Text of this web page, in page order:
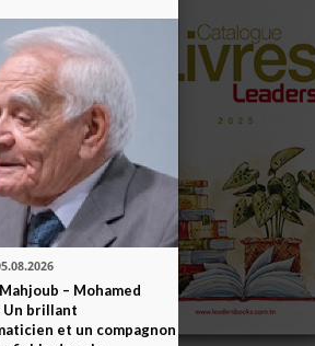
– Mohamed
Un brillant
et un compagnon